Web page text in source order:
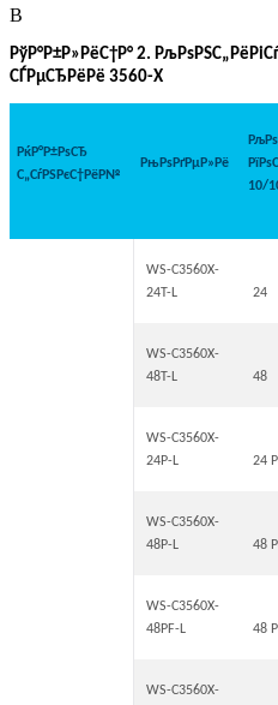
В
РўР°Р±Р»РёС†Р° 2.
СЃРµСЂРёРё 3560-X
РќР°Р±РѕСЂ
С„СѓРЅРєС†РёР№
РњРѕРґРµР»Рё
10/
WS-C3560X-
24T-L
24
WS-C3560X-
48T-L
48
WS-C3560X-
24P-L
24
WS-C3560X-
48P-L
48
WS-C3560X-
48PF-L
48
WS-C3560X-